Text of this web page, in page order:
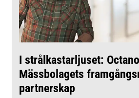
I strålkastarljuset:
Mässbolagets
partnerskap